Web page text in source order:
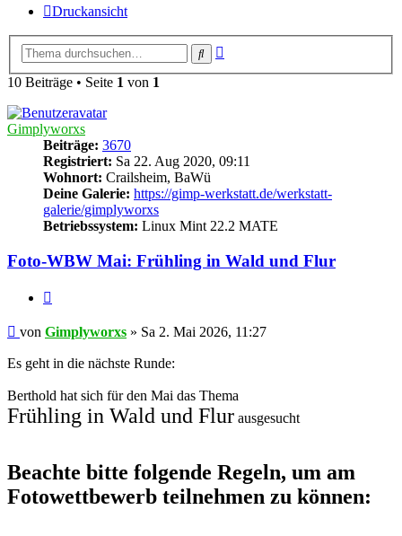
Druckansicht
Suche
10 Beiträge • Seite 1 von 1
Gimplyworxs
Beiträge: 3670
Registriert: Sa 22. Aug 2020, 09:11
Wohnort: Crailsheim, BaWü
Deine Galerie: https://gimp-werkstatt.de/werkstatt-
galerie/gimplyworxs
Betriebssystem: Linux Mint 22.2 MATE
Foto-WBW Mai: Frühling in Wald und Flur
Beitrag
von Gimplyworxs » Sa 2. Mai 2026, 11:27
Es geht in die nächste Runde:
Berthold hat sich für den Mai das Thema
Frühling in Wald und Flur ausgesucht
Beachte bitte folgende Regeln, um am
Fotowettbewerb teilnehmen zu können: